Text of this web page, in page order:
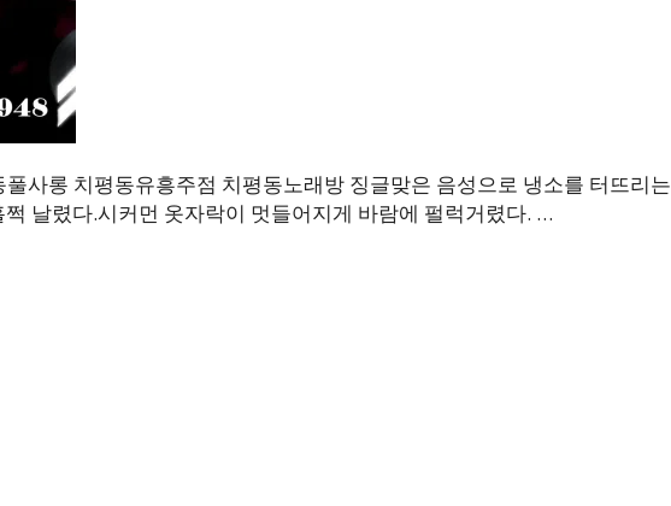
사롱 치평동유흥주점 치평동노래방 징글맞은 음성으로 냉소를 터뜨리는
날렸다.시커먼 옷자락이 멋들어지게 바람에 펄럭거렸다. …